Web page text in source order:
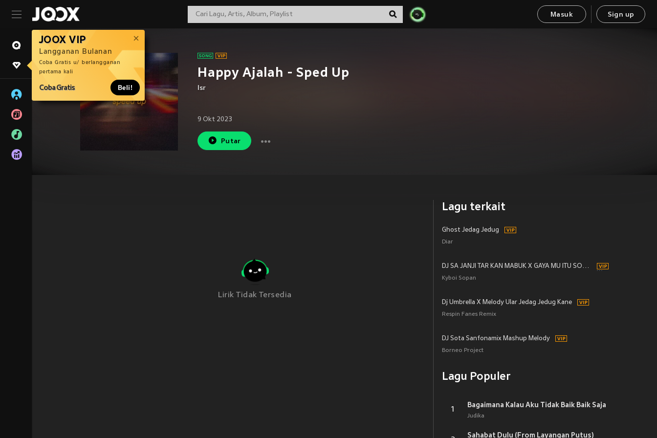
Masuk Sign up
JOOX VIP
Langganan Bulanan
Coba Gratis u/ berlangganan
pertama kali
Coba Gratis Beli!
Happy Ajalah - Sped Up
Isr
9 Okt 2023
Putar
Lirik Tidak Tersedia
Lagu terkait
Ghost Jedag Jedug
Diar
DJ SA JANJI TAR KAN MABUK X GAYA MU ITU SOMBONG
Kyboi Sopan
Dj Umbrella X Melody Ular Jedag Jedug Kane
Respin Fanes Remix
DJ Sota Sanfonamix Mashup Melody
Borneo Project
Lagu Populer
1
Bagaimana Kalau Aku Tidak Baik Baik Saja
Judika
Sahabat Dulu (From Layangan Putus)